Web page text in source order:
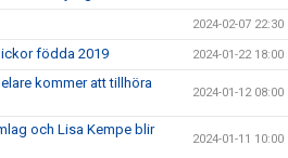
2024-02-07 22:30
födda 2019 2024-01-22 18:00
kommer att tillhöra
2024-01-12 08:00
och Lisa Kempe blir
2024-01-11 10:00